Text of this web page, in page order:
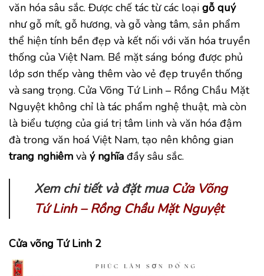
văn hóa sâu sắc. Được chế tác từ các loại gỗ quý
như gỗ mít, gỗ hương, và gỗ vàng tâm, sản phẩm
thể hiện tính bền đẹp và kết nối với văn hóa truyền
thống của Việt Nam. Bề mặt sáng bóng được phủ
lớp sơn thếp vàng thêm vào vẻ đẹp truyền thống
và sang trọng. Cửa Võng Tứ Linh – Rồng Chầu Mặt
Nguyệt không chỉ là tác phẩm nghệ thuật, mà còn
là biểu tượng của giá trị tâm linh và văn hóa đậm
đà trong văn hoá Việt Nam, tạo nên không gian
trang nghiêm và ý nghĩa đầy sâu sắc.
Xem chi tiết và đặt mua Cửa Võng
Tứ Linh – Rồng Chầu Mặt Nguyệt
Cửa võng Tứ Linh 2